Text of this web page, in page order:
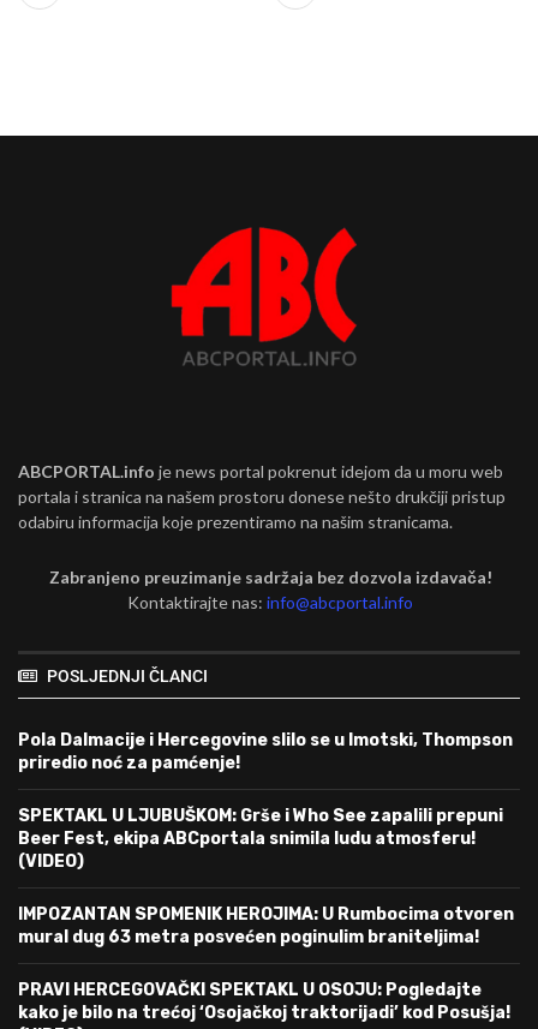
ABCPORTAL.info je news portal pokrenut idejom da u moru web
portala i stranica na našem prostoru donese nešto drukčiji pristup
odabiru informacija koje prezentiramo na našim stranicama.
Zabranjeno preuzimanje sadržaja bez dozvola izdavača!
Kontaktirajte nas:info@abcportal.info
POSLJEDNJI ČLANCI
Pola Dalmacije i Hercegovine slilo se u Imotski, Thompson
priredio noć za pamćenje!
SPEKTAKL U LJUBUŠKOM: Grše i Who See zapalili prepuni
Beer Fest, ekipa ABCportala snimila ludu atmosferu!
(VIDEO)
IMPOZANTAN SPOMENIK HEROJIMA: U Rumbocima otvoren
mural dug 63 metra posvećen poginulim braniteljima!
PRAVI HERCEGOVAČKI SPEKTAKL U OSOJU: Pogledajte
kako je bilo na trećoj ‘Osojačkoj traktorijadi’ kod Posušja!